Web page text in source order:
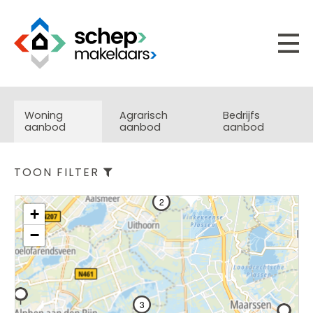
Woning
aanbod
Agrarisch
aanbod
Bedrijfs
aanbod
TOON FILTER
2
3
+
−